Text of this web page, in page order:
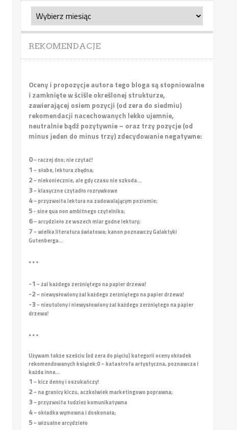
Recenzje
archiwalne
REKOMENDACJE
Oceny i propozycje autora tego bloga są stopniowalne
i zamknięte w ściśle określonej strukturze,
zawierającej osiem pozycji (od zera do siedmiu)
rekomendacji nacechowanych lekko ujemnie,
neutralnie bądź pozytywnie – oraz trzy pozycje (od
minus jeden do minus trzy) zdecydowanie negatywne:
0– raczej dno; nie czytać!
1 – słabe, lektura zbędna;
2– niekoniecznie, ale gdy czasu nie szkoda...
3– klasyczne czytadło rozrywkowe
4– przyzwoita lektura na zadowalającym poziomie;
5- sine qua non ambitnego czytelnika;
6– arcydzieło ze wszech miar godne lektury;
7– wielka literatura światowa; kanon poznawczy Galaktyki
Gutenberga...
• • •
-1 – żal każdego zerżniętego na papier drzewa!
-2– niewysłowiony żal każdego zerżniętego na papier drzewa!
-3– nieutulony i niewysłowiony żal każdego zerżniętego na papier
drzewa!
• • •
Używam także sześciu (od zera do pięciu) kategorii oceny okładek
rekomendowanych książek:0 – katastrofa artystyczna, poznawcza i
każda inna...
1 – kicz denny i oszukańczy!
2– na granicy kiczu, aczkolwiek marketingowo poprawna;
3– przyzwoita tudzież komunikatywna
4– okładka wymowna i doskonała;
5– wizualne arcydzieło